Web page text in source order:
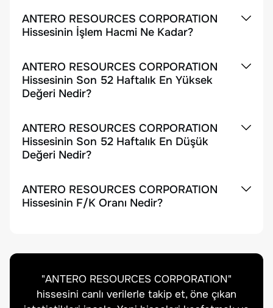
ANTERO RESOURCES CORPORATION
Hissesinin İşlem Hacmi Ne Kadar?
ANTERO RESOURCES CORPORATION
Hissesinin Son 52 Haftalık En Yüksek
Değeri Nedir?
ANTERO RESOURCES CORPORATION
Hissesinin Son 52 Haftalık En Düşük
Değeri Nedir?
ANTERO RESOURCES CORPORATION
Hissesinin F/K Oranı Nedir?
"ANTERO RESOURCES CORPORATION"
hissesini canlı verilerle takip et, öne çıkan